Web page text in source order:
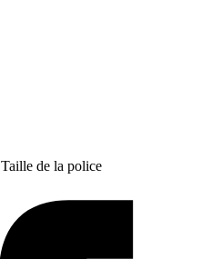
Taille de la police